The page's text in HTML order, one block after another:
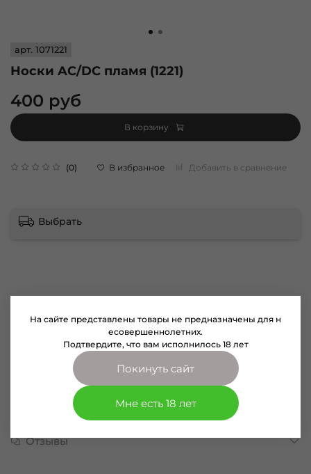
арт. 1071221
Носки AC/DC пламя (1221)
(0) В избранное Добавить в сравнение
400 руб
В корзину
Выбрать
Носки черные группы AC/DC с пламенем.
Материал носков: 85% хлопок; 10% полиамид; 5% эластан.
Размер носков 42-46.
Характеристики
Отзывы
На сайте представлены товары не предназначены для н
есовершеннолетних.
Подтвердите, что вам исполнилось 18 лет
Покинуть сайт
Мне есть 18 лет